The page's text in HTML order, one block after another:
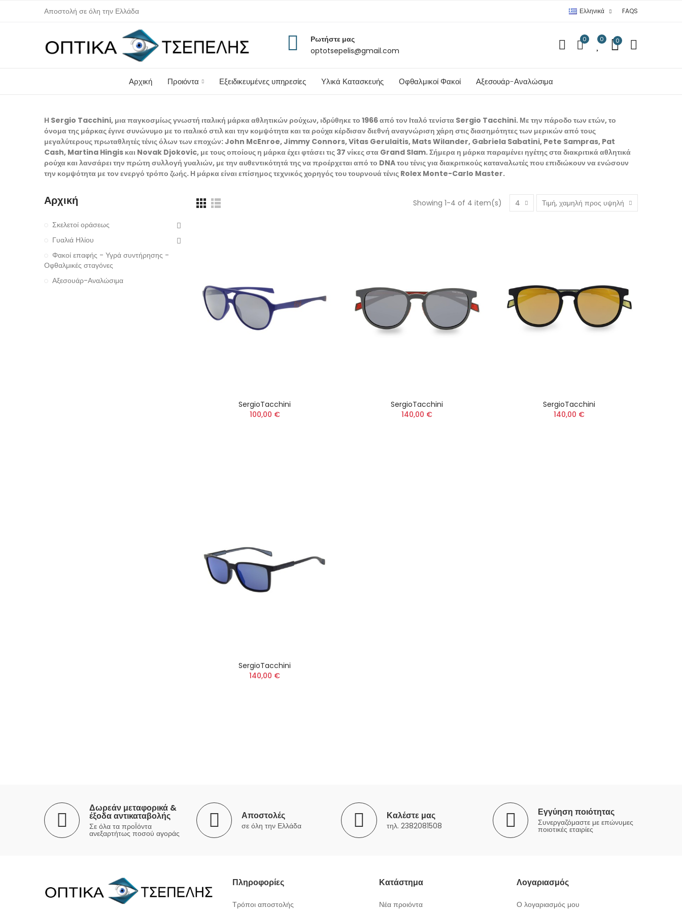
Αποστολή σε όλη την Ελλάδα Ελληνικά FAQS
Ρωτήστε μας
optotsepelis@gmail.com
0 0 0
Αρχική Προιόντα Εξειδικευμένες υπηρεσίες Υλικά Κατασκευής Οφθαλμικοί Φακοί Αξεσουάρ-Αναλώσιμα
Η Sergio Tacchini, μια παγκοσμίως γνωστή ιταλική μάρκα αθλητικών ρούχων, ιδρύθηκε το 1966 από τον Ιταλό τενίστα Sergio Tacchini. Με την πάροδο των ετών, το
όνομα της μάρκας έγινε συνώνυμο με το ιταλικό στιλ και την κομψότητα και τα ρούχα κέρδισαν διεθνή αναγνώριση χάρη στις διασημότητες των μερικών από τους
μεγαλύτερους πρωταθλητές τένις όλων των εποχών: John McEnroe, Jimmy Connors, Vitas Gerulaitis, Mats Wilander, Gabriela Sabatini, Pete Sampras, Pat
Cash, Martina Hingis και Novak Djokovic, με τους οποίους η μάρκα έχει φτάσει τις 37 νίκες στα Grand Slam. Σήμερα η μάρκα παραμένει ηγέτης στα διακριτικά αθλητικά
ρούχα και λανσάρει την πρώτη συλλογή γυαλιών, με την αυθεντικότητά της να προέρχεται από το DNA του τένις για διακριτικούς καταναλωτές που επιδιώκουν να ενώσουν
την κομψότητα με τον ενεργό τρόπο ζωής. Η μάρκα είναι επίσημος τεχνικός χορηγός του τουρνουά τένις Rolex Monte-Carlo Master.
Showing 1-4 of 4 item(s) 4 Τιμή, χαμηλή προς υψηλή
SergioTacchini
100,00 €
SergioTacchini
140,00 €
SergioTacchini
140,00 €
SergioTacchini
140,00 €
Αρχική
Σκελετοί οράσεως
Γυαλιά Ηλίου
Φακοί επαφής - Υγρά συντήρησης -
Οφθαλμικές σταγόνες
Αξεσουάρ-Αναλώσιμα
Δωρεάν μεταφορικά &
έξοδα αντικαταβολής
Σε όλα τα προΪόντα
ανεξαρτήτως ποσού αγοράς
Αποστολές
σε όλη την Ελλάδα
Καλέστε μας
τηλ. 2382081508
Εγγύηση ποιότητας
Συνεργαζόμαστε με επώνυμες
ποιοτικές εταιρίες
Πληροφορίες
Τρόποι αποστολής
Κατάστημα
Νέα προιόντα
Λογαριασμός
Ο λογαριασμός μου